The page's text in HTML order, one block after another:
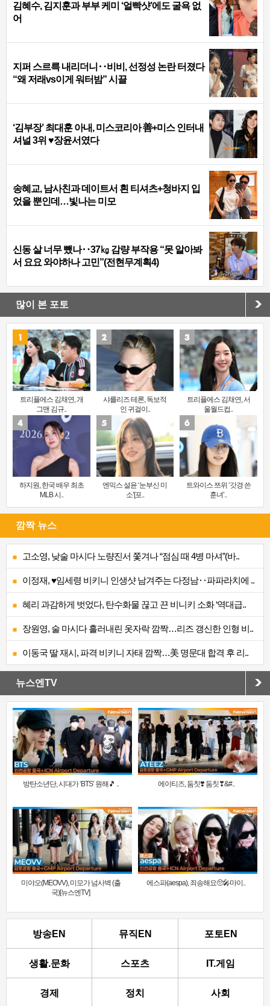
김혜수, 김지훈과 부부 케미 ‘얼빡샷’에도 굴욕 없
어
지퍼 스르륵 내리더니‥비비, 선정성 논란 터졌다
“왜 저래vs이게 워터밤” 시끌
‘김부장’ 최대훈 아내, 미스코리아 善+미스 인터내
셔널 3위 ♥장윤서였다
송혜교, 남사친과 데이트서 흰 티셔츠+청바지 입
었을 뿐인데…빛나는 미모
신동 살 너무 뺐나‥37㎏ 감량 부작용 “못 알아봐
서 요요 와야하나 고민”(전현무계획4)
많이 본 포토
트리플에스 김채연, 개
그맨 김규..
샤를리즈 테론, 독보적
인 귀걸이..
트리플에스 김채연, 서
울월드컵..
하지원, 한국 배우 최초
MLB 시..
엔믹스 설윤 ‘눈부신 미
소’[포..
트와이스 쯔위 ‘갓경 쓴
훈녀’..
깜짝 뉴스
고소영, 낮술 마시다 노량진서 쫓겨나 “점심 때 4병 마셔”(바..
이정재, ♥임세령 비키니 인생샷 남겨주는 다정남‥파파라치에 ..
혜리 과감하게 벗었다, 탄수화물 끊고 끈 비니키 소화 ‘역대급..
장원영, 술 마시다 흘러내린 옷자락 깜짝…리즈 갱신한 인형 비..
이동국 딸 재시, 파격 비키니 자태 깜짝…美 명문대 합격 후 리..
뉴스엔TV
방탄소년단, 시대가 ‘BTS’ 원해🎵 .. 에이티즈, 둠칫❣️ 둠칫❣&#..
미야오(MEOVV), 미모가 넘사벽 (출
국)[뉴스엔TV]
에스파(aespa), 죄송해요🥺🎤마이..
방송EN 뮤직EN 포토EN
생활.문화 스포츠 IT.게임
경제 정치 사회